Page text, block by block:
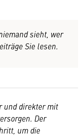
sieht, wer
Sie lesen.
und direkter mit
Der
um die